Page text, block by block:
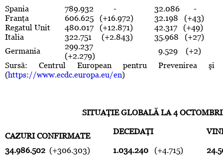
Spania
789.932 - 32.086 -
Franţa
606.625 (+16.972) 32.198 (+43)
Regatul Unit
480.017 (+12.871) 42.317 (+49)
Italia
322.751 (+2.843) 35.968 (+27)
Germania
299.237
(+2.279)
9.529 (+2)
Sursă: Centrul European pentru Prevenirea şi
(https://www.ecdc.europa.eu/en)
SITUAŢIE GLOBALĂ LA 4
CAZURI CONFIRMATE DECEDAŢI
34.986.502 (+306.303) 1.034.240 (+4.715)